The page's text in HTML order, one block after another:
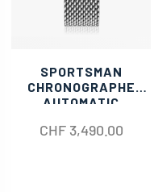
SPORTSMAN
CHRONOGRAPHE
AUTOMATIC
CHF3,490.00